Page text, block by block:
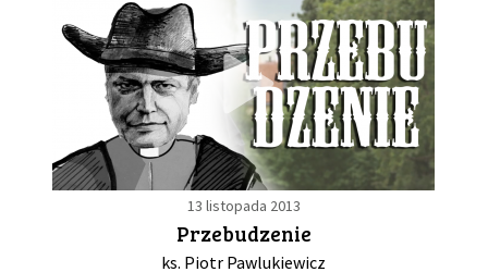
13 listopada 2013
Przebudzenie
ks. Piotr Pawlukiewicz